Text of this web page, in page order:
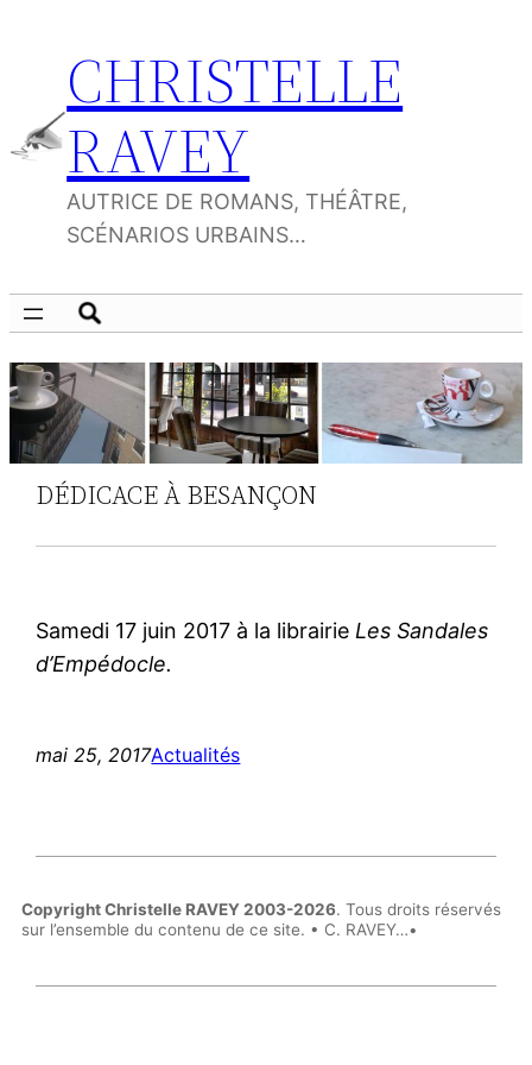
contenuCHRISTELLE
RAVEY
AUTRICE DE ROMANS, THÉÂTRE,
SCÉNARIOS URBAINS…
DÉDICACE À BESANÇON
Samedi 17 juin 2017 à la librairieLes Sandales
d’Empédocle.
mai 25, 2017Actualités
Copyright Christelle RAVEY 2003-2026. Tous droits réservés
sur l’ensemble du contenu de ce site. • C. RAVEY…•